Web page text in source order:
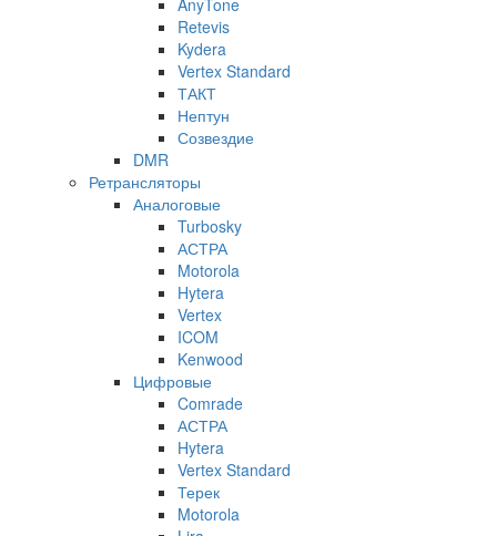
Retevis
Kydera
Vertex Standard
ТАКТ
Нептун
Созвездие
DMR
Ретрансляторы
Аналоговые
Turbosky
АСТРА
Motorola
Hytera
Vertex
ICOM
Kenwood
Цифровые
Comrade
АСТРА
Hytera
Vertex Standard
Терек
Motorola